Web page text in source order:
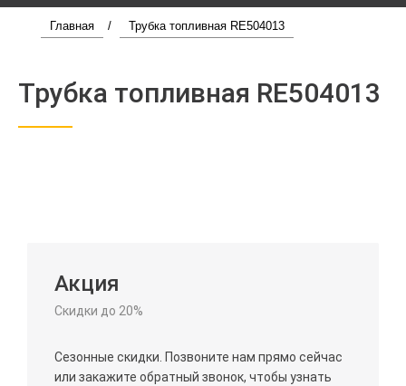
Главная / Трубка топливная RE504013
Трубка топливная RE504013
Акция
Скидки до 20%
Сезонные скидки. Позвоните нам прямо сейчас
или закажите обратный звонок, чтобы узнать